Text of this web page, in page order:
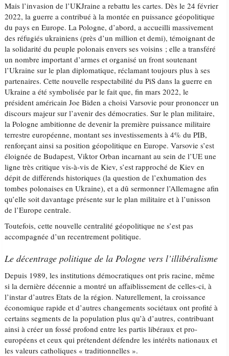
Mais l’invasion de l’UKJraine a rebattu les cartes. Dès le 24 février
2022, la guerre a contribué à la montée en puissance géopolitique
du pays en Europe. La Pologne, d’abord, a accueilli massivement
des réfugiés ukrainiens (près d’un million et demi), témoignant de
la solidarité du peuple polonais envers ses voisins ; elle a transféré
un nombre important d’armes et organisé un front soutenant
l’Ukraine sur le plan diplomatique, réclamant toujours plus à ses
partenaires. Cette nouvelle respectabilité du PiS dans la guerre en
Ukraine a été symbolisée par le fait que, fin mars 2022, le
président américain Joe Biden a choisi Varsovie pour prononcer un
discours majeur sur l’avenir des démocraties. Sur le plan militaire,
la Pologne ambitionne de devenir la première puissance militaire
terrestre européenne, montant ses investissements à 4% du PIB,
renforçant ainsi sa position géopolitique en Europe. Varsovie s’est
éloignée de Budapest, Viktor Orban incarnant au sein de l’UE une
ligne très critique vis-à-vis de Kiev, s’est rapproché de Kiev en
dépit de différends historiques (la question de l’exhumation des
tombes polonaises en Ukraine), et a dû sermonner l’Allemagne afin
qu’elle soit davantage présente sur le plan militaire et à l’unisson
de l’Europe centrale.
Toutefois, cette nouvelle centralité géopolitique ne s’est pas
accompagnée d’un recentrement politique.
Le décentrage politique de la Pologne vers l’illibéralisme
Depuis 1989, les institutions démocratiques ont pris racine, même
si la dernière décennie a montré un affaiblissement de celles-ci, à
l’instar d’autres Etats de la région. Naturellement, la croissance
économique rapide et d’autres changements sociétaux ont profité à
certains segments de la population plus qu’à d’autres, contribuant
ainsi à créer un fossé profond entre les partis libéraux et pro-
européens et ceux qui prétendent défendre les intérêts nationaux et
les valeurs catholiques « traditionnelles ».